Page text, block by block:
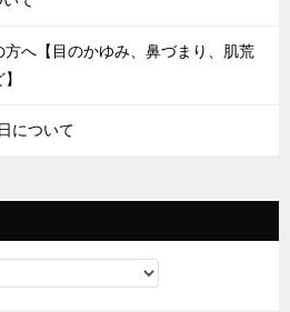
へ【目のかゆみ、鼻づまり、肌荒
について